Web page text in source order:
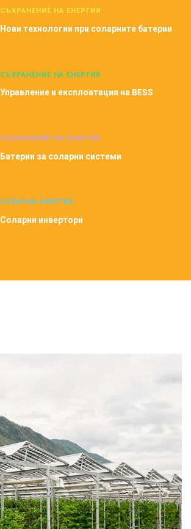
СЪХРАНЕНИЕ НА ЕНЕРГИЯ
Нови технологии при соларните батерии
СЪХРАНЕНИЕ НА ЕНЕРГИЯ
Управление и експлоатация на BESS
СЪХРАНЕНИЕ НА ЕНЕРГИЯ
Батерии за соларни системи
СОЛАРНА ЕНЕРГИЯ
Соларни инвертори